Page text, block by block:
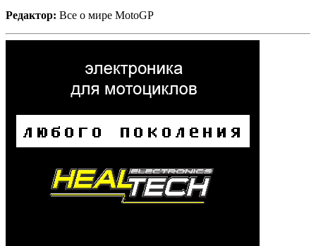
Редактор: Все о мире MotoGP